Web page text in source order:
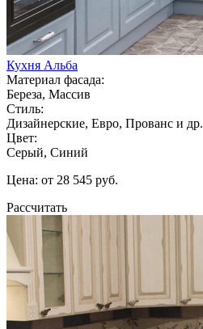
Кухня Альба
Материал фасада:
Береза, Массив
Стиль:
Дизайнерские, Евро, Прованс и др.
Цвет:
Серый, Синий
Цена: от 28 545 руб.
Рассчитать